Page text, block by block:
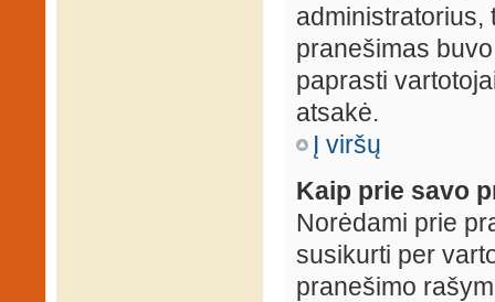
administratorius,
pranešimas
paprasti
atsakė.
Į viršų
Kaip prie savo
Norėdami prie
susikurti per
pranešimo